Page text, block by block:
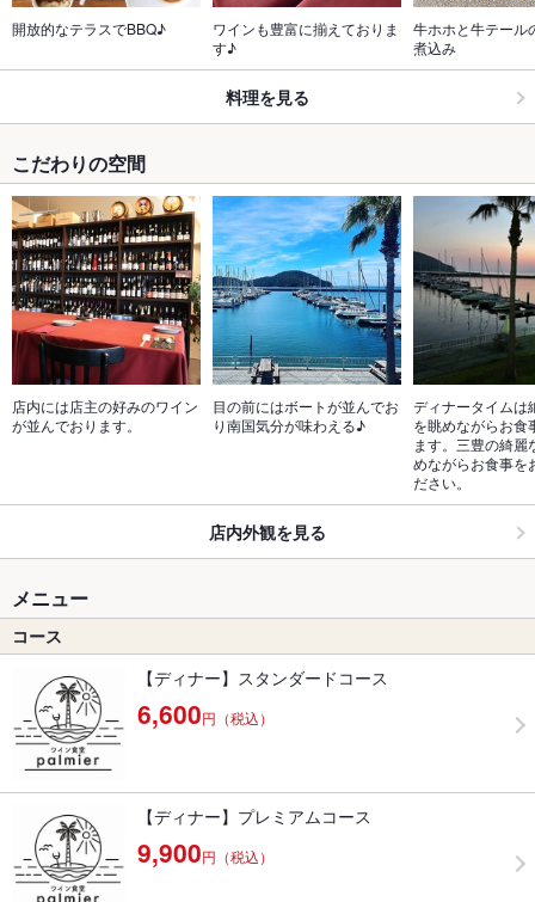
開放的なテラスでBBQ♪
ワインも豊富に揃えておりま
す♪
牛ホホと牛テール
煮込み
料理を見る
こだわりの空間
店内には店主の好みのワイン
が並んでおります。
目の前にはボートが並んでお
り南国気分が味わえる♪
ディナータイムは
を眺めながらお食
ます。三豊の綺麗
めながらお食事を
ださい。
店内外観を見る
メニュー
コース
【ディナー】スタンダードコース
6,600円（税込）
【ディナー】プレミアムコース
9,900円（税込）